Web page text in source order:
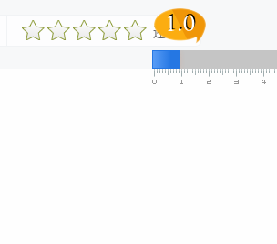
1.0
1.0
推荐力荐 还行